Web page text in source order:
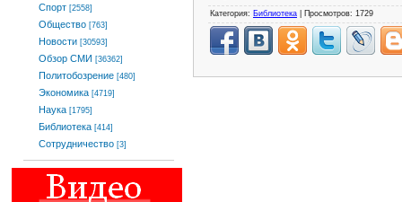
Спорт [2558]
Общество [763]
Новости [30593]
Обзор СМИ [36362]
Политобозрение [480]
Экономика [4719]
Наука [1795]
Библиотека [414]
Сотрудничество [3]
Категория: Библиотека | Просмотров: 1729